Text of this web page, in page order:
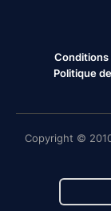
Conditions
Politique
Copyright ©